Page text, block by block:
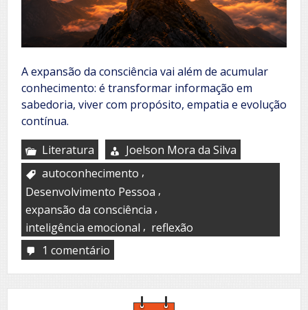
A expansão da consciência vai além de acumular
conhecimento: é transformar informação em
sabedoria, viver com propósito, empatia e evolução
contínua.
Literatura
Joelson Mora da Silva
autoconhecimento ,
Desenvolvimento Pessoa ,
expansão da consciência ,
inteligência emocional , reflexão
1 comentário
da
consciência